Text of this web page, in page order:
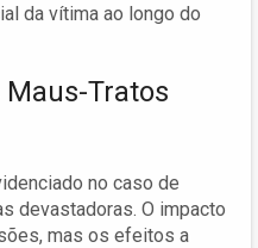
da vítima ao longo do
Tratos
no caso de
devastadoras. O impacto
mas os efeitos a